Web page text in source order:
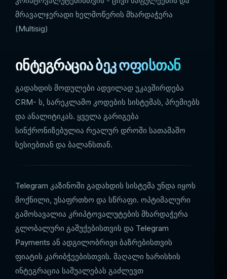
მრავალჯერადი ხელმოწერის მხარდაჭერა
(Multisig)
ინტეგრაცია ბეკ ოფისთან
გადახდის მოდულები ადვილად უკავშირდება
CRM- ს, სარეკლამო კოდების სისტემას, პრემიებს
და ანალიტიკას. ყველა გარიგება
სინქრონიზებულია რეალურ დროში სათამაშო
სესიებთან და ბალანსთან.
Telegram კაზინოში გადახდის სისტემა უნდა იყოს
მოქნილი, უსაფრთხო და სწრაფი. ოპტიმალური
გამოსავალია კრიპტოვალუტების მხარდაჭერა
გლობალური გაშუქებისთვის და Telegram
Payments ან ადგილობრივი ბაზრებისთვის
ფიატის კარიბჭეებისთვის. მაღალი ხარისხის
ინტეგრაცია საშუალებას გაძლევთ